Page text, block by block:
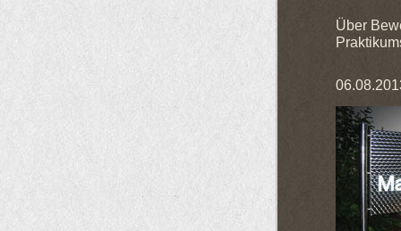
Über